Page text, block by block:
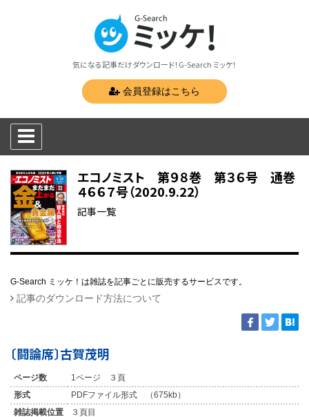
気になる記事だけダウンロード！G-Search ミッケ！
会員登録はこちら
エコノミスト 第９８巻 第３６号 通巻
４６６７号（2020.9.22）
記事一覧
G-Search ミッケ！は雑誌を記事ごとに販売するサービスです。
記事のダウンロード方法について
〔闘論席〕古賀茂明
ページ数
1ページ ３頁
形式
PDFファイル形式 （675kb）
雑誌掲載位置
３頁目